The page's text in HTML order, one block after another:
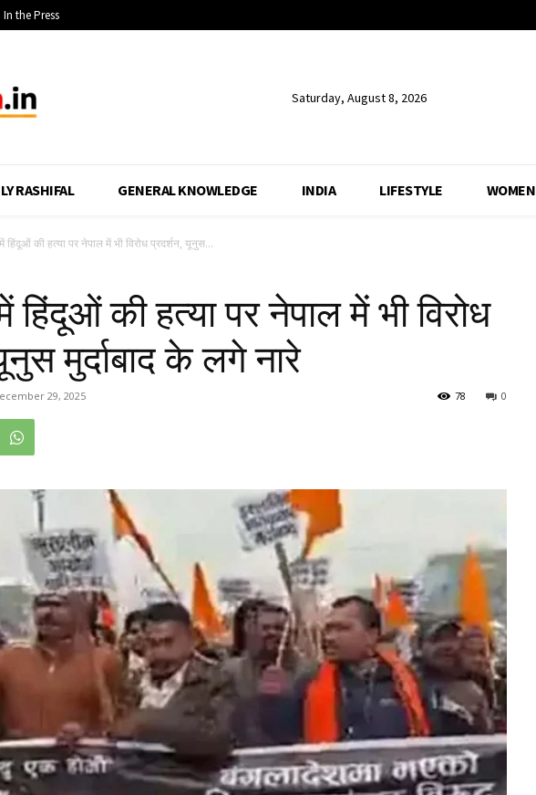
In the Press
Saturday, August 8, 2026
RASHIFAL GENERAL KNOWLEDGE INDIA LIFESTYLE WOMEN
हिंदूओं की हत्या पर नेपाल में भी विरोध प्रदर्शन, यूनुस...
हिंदूओं की हत्या पर नेपाल में भी विरोध
मुर्दाबाद के लगे नारे
29, 2025 0
78